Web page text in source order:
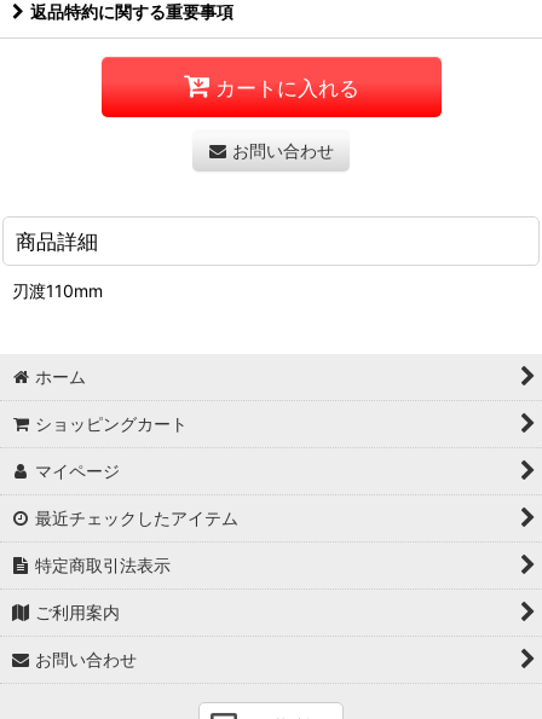
返品特約に関する重要事項
カートに入れる
お問い合わせ
商品詳細
刃渡110mm
ホーム
ショッピングカート
マイページ
最近チェックしたアイテム
特定商取引法表示
ご利用案内
お問い合わせ